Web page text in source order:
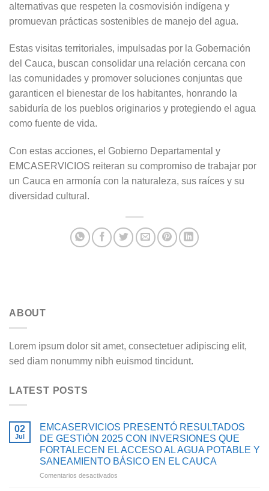
alternativas que respeten la cosmovisión indígena y
promuevan prácticas sostenibles de manejo del agua.
Estas visitas territoriales, impulsadas por la Gobernación
del Cauca, buscan consolidar una relación cercana con
las comunidades y promover soluciones conjuntas que
garanticen el bienestar de los habitantes, honrando la
sabiduría de los pueblos originarios y protegiendo el agua
como fuente de vida.
Con estas acciones, el Gobierno Departamental y
EMCASERVICIOS reiteran su compromiso de trabajar por
un Cauca en armonía con la naturaleza, sus raíces y su
diversidad cultural.
ABOUT
Lorem ipsum dolor sit amet, consectetuer adipiscing elit,
sed diam nonummy nibh euismod tincidunt.
LATEST POSTS
02
Jul
EMCASERVICIOS PRESENTÓ RESULTADOS
DE GESTIÓN 2025 CON INVERSIONES QUE
FORTALECEN EL ACCESO AL AGUA POTABLE Y
SANEAMIENTO BÁSICO EN EL CAUCA
Comentarios desactivados